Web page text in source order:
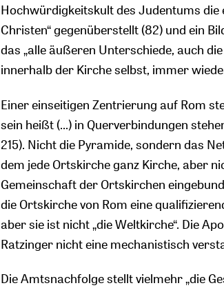
Hochwürdigkeitskult des Judentums
Christen“ gegenüberstellt (82) und ein
das „alle äußeren Unterschiede, auch
innerhalb der Kirche selbst, immer
Einer einseitigen Zentrierung auf Rom
sein heißt (...) in Querverbindungen
215). Nicht die Pyramide, sondern das
dem jede Ortskirche ganz Kirche, aber
Gemeinschaft der Ortskirchen
die Ortskirche von Rom eine
aber sie ist nicht „die Weltkirche“. Die
Ratzinger nicht eine mechanistisch
Die Amtsnachfolge stellt vielmehr „die